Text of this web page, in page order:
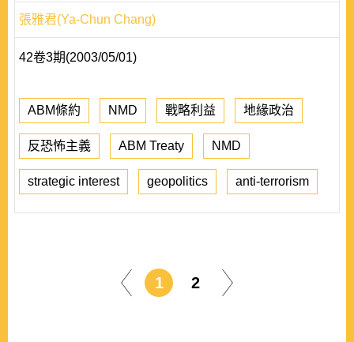
張雅君(Ya-Chun Chang)
42卷3期(2003/05/01)
ABM條約 NMD 戰略利益 地緣政治
反恐怖主義 ABM Treaty NMD
strategic interest geopolitics anti-terrorism
1 2